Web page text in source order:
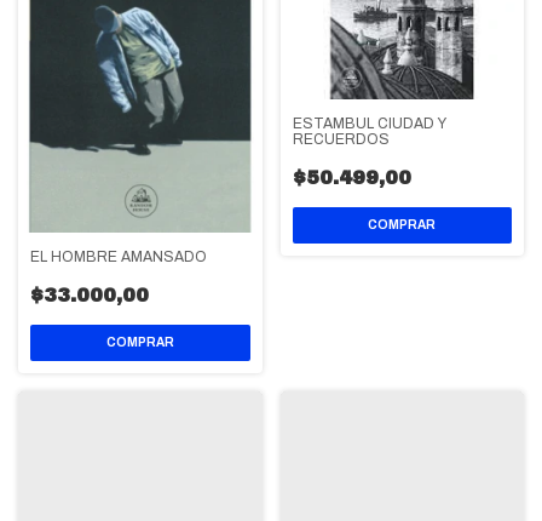
EL HOMBRE AMANSADO
$33.000,00
ESTAMBUL CIUDAD Y
RECUERDOS
$50.499,00